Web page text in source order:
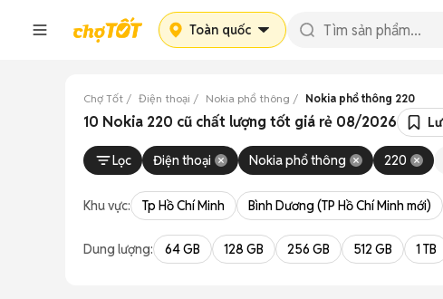
Toàn quốc
Chợ Tốt Điện thoại Nokia phổ thông Nokia phổ thông 220
10 Nokia 220 cũ chất lượng tốt giá rẻ 08/2026
Lọc Điện thoại Nokia phổ thông 220
Khu vực: Tp Hồ Chí Minh Bình Dương (TP Hồ Chí Minh mới)
Dung lượng: 64 GB 128 GB 256 GB 512 GB 1 TB